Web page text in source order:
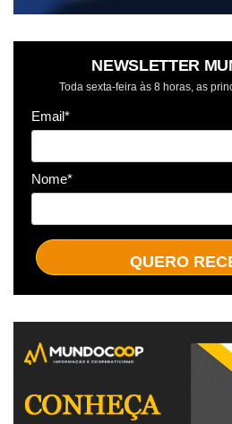
NEWSLETTER
Toda sexta-feira às 8 horas, as
Email*
Nome*
QUERO